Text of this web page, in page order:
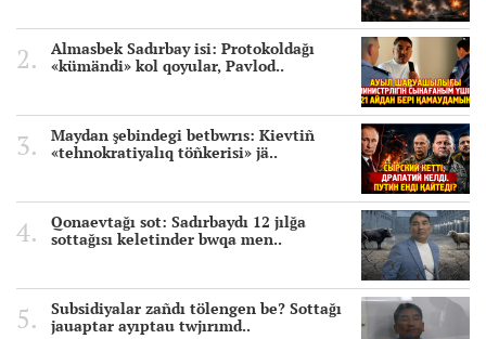
Almasbek Sadırbay isi: Protokoldağı
«kümändi» kol qoyular, Pavlod..
Maydan şebindegi betbwrıs: Kievtiñ
«tehnokratiyalıq töñkerisi» jä..
Qonaevtağı sot: Sadırbaydı 12 jılğa
sottağısı keletinder bwqa men..
Subsidiyalar zañdı tölengen be? Sottağı
jauaptar ayıptau twjırımd..